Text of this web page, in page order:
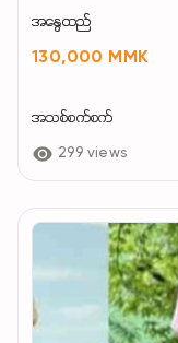
အနွေထည်
130,000 MMK
အသစ်စက်စက်
299 views